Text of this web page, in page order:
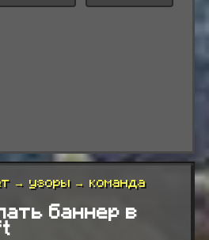
→ узоры → команда
баннер в